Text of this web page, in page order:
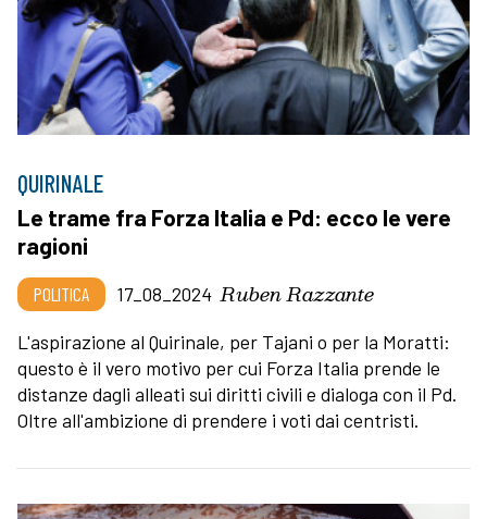
QUIRINALE
Le trame fra Forza Italia e Pd: ecco le vere
ragioni
POLITICA 17_08_2024 Ruben Razzante
L'aspirazione al Quirinale, per Tajani o per la Moratti:
questo è il vero motivo per cui Forza Italia prende le
distanze dagli alleati sui diritti civili e dialoga con il Pd.
Oltre all'ambizione di prendere i voti dai centristi.